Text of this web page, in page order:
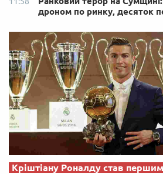
дроном по ринку, десяток
Кріштіану Роналду став першим